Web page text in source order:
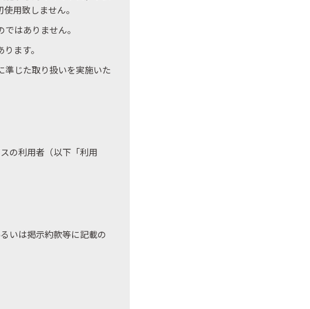
用致しません。
はありません。
ます。
準じた取り扱いを実施いた
の利用者（以下「利用
いは掲示約款等に記載の